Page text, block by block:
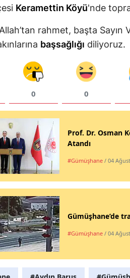
Keramettin Köyü'nde
rahmet, başta Sayın
başsağlığı diliyoruz.
0 0
Prof. Dr. Osman
Atandı
#Gümüşhane / 04
Gümüşhane’de
#Gümüşhane / 04